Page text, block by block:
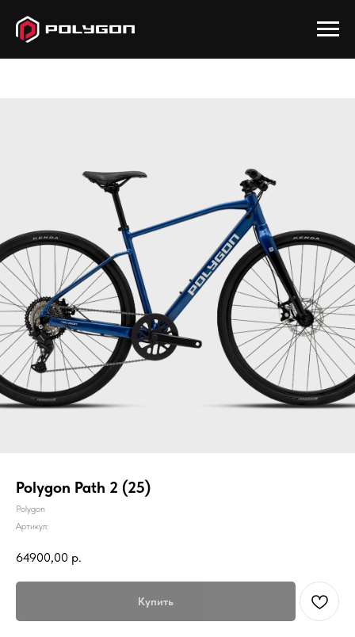
Polygon Path 2 (25)
Polygon
Артикул:
64900,00 р.
Купить